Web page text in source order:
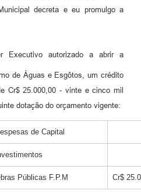
decreta e eu promulgo a
Executivo autorizado a abrir a
de Águas e Esgôtos, um crédito
Cr$ 25.000,00 - vinte e cinco mil
dotação do orçamento vigente:
de Capital
Públicas F.P.M Cr$